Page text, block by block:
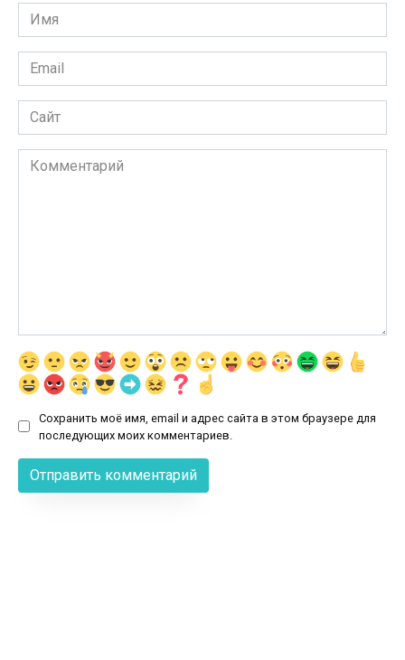
Имя
*
Email
*
Сайт
Комментарий
Сохранить моё имя, email и адрес сайта в этом браузере для
последующих моих комментариев.